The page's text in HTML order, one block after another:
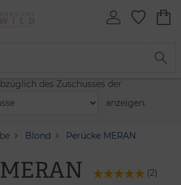
des Zuschusses der
anzeigen.
Blond Perücke MERAN
(2)